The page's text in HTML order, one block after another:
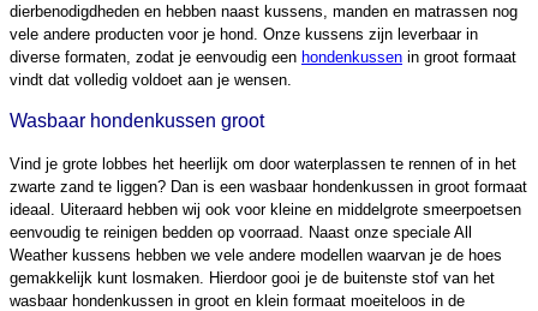
dierbenodigdheden en hebben naast kussens, manden en matrassen nog
vele andere producten voor je hond. Onze kussens zijn leverbaar in
diverse formaten, zodat je eenvoudig een hondenkussen in groot formaat
vindt dat volledig voldoet aan je wensen.
Wasbaar hondenkussen groot
Vind je grote lobbes het heerlijk om door waterplassen te rennen of in het
zwarte zand te liggen? Dan is een wasbaar hondenkussen in groot formaat
ideaal. Uiteraard hebben wij ook voor kleine en middelgrote smeerpoetsen
eenvoudig te reinigen bedden op voorraad. Naast onze speciale All
Weather kussens hebben we vele andere modellen waarvan je de hoes
gemakkelijk kunt losmaken. Hierdoor gooi je de buitenste stof van het
wasbaar hondenkussen in groot en klein formaat moeiteloos in de